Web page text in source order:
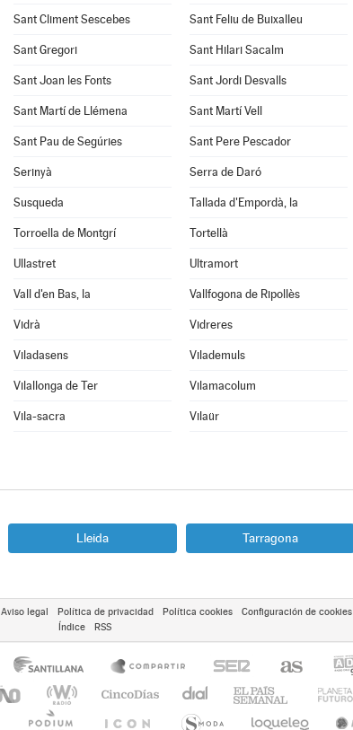
Sant Climent Sescebes Sant Feliu de Buixalleu
Sant Gregori Sant Hilari Sacalm
Sant Joan les Fonts Sant Jordi Desvalls
Sant Martí de Llémena Sant Martí Vell
Sant Pau de Segúries Sant Pere Pescador
Serinyà Serra de Daró
Susqueda Tallada d'Empordà, la
Torroella de Montgrí Tortellà
Ullastret Ultramort
Vall d'en Bas, la Vallfogona de Ripollès
Vidrà Vidreres
Viladasens Vilademuls
Vilallonga de Ter Vilamacolum
Vila-sacra Vilaür
Lleida Tarragona
Aviso legal Política de privacidad Política cookies Configuración de cookies
Índice
RSS